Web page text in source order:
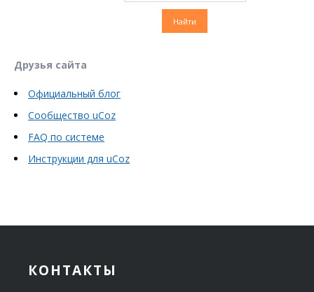
Друзья сайта
Официальный блог
Сообщество uCoz
FAQ по системе
Инструкции для uCoz
КОНТАКТЫ